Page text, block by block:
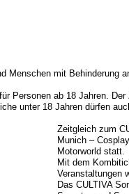
Menschen mit Behinderung
Personen ab 18 Jahren.
unter 18 Jahren dürfen
Zeitgleich zum
Munich –
Motorworld statt.
Mit dem
Veranstaltungen
Das CULTIVA